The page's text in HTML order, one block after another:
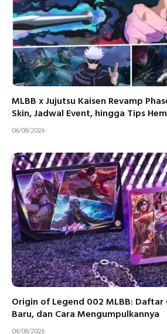
MLBB x Jujutsu Kaisen Revamp
Skin, Jadwal Event, hingga Tips
06/08/2026
Origin of Legend 002 MLBB: Daftar
Baru, dan Cara Mengumpulkannya
04/08/2026